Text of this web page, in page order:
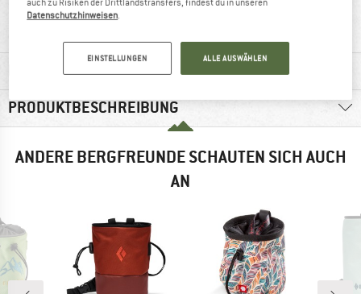
Weiterempfehlung
MATERIALINFOS & FEATURES
PRODUKTBESCHREIBUNG
ANDERE BERGFREUNDE SCHAUTEN SICH AUCH
AN
auch zu Risiken der Drittlandstransfers, findest du in unseren
Datenschutzhinweisen.
EINSTELLUNGEN ALLE AUSWÄHLEN